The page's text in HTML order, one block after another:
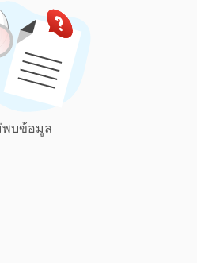
พบข้อมูล